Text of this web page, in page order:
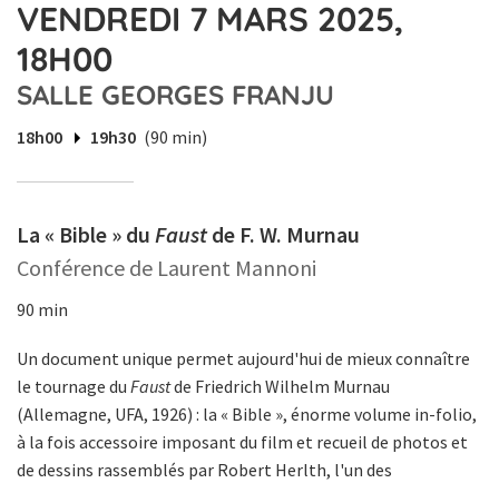
VENDREDI 7 MARS 2025,
18H00
SALLE GEORGES FRANJU
18h00 19h30 (90 min)
La « Bible » du Faustde F. W. Murnau
Conférence de Laurent Mannoni
90 min
Un document unique permet aujourd'hui de mieux connaître
le tournage du Faustde Friedrich Wilhelm Murnau
(Allemagne, UFA, 1926) : la « Bible », énorme volume in-folio,
à la fois accessoire imposant du film et recueil de photos et
de dessins rassemblés par Robert Herlth, l'un des